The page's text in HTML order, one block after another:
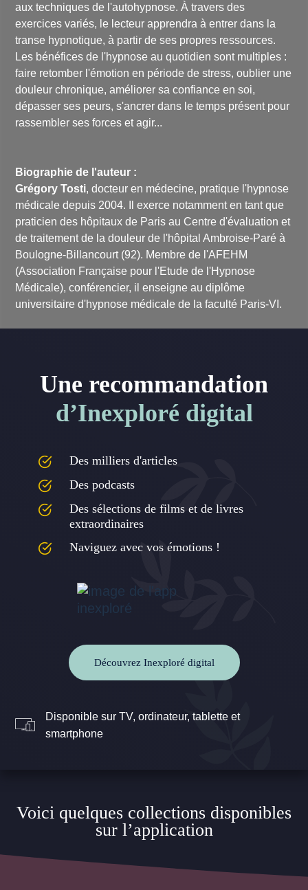
aux techniques de l'autohypnose. À travers des
exercices variés, le lecteur apprendra à entrer dans la
transe hypnotique, à partir de ses propres ressources.
Les bénéfices de l'hypnose au quotidien sont multiples :
faire retomber l'émotion en période de stress, oublier une
douleur chronique, améliorer sa confiance en soi,
dépasser ses peurs, s'ancrer dans le temps présent pour
rassembler ses forces et agir...
Biographie de l'auteur :
Grégory Tosti, docteur en médecine, pratique l'hypnose
médicale depuis 2004. Il exerce notamment en tant que
praticien des hôpitaux de Paris au Centre d'évaluation et
de traitement de la douleur de l'hôpital Ambroise-Paré à
Boulogne-Billancourt (92). Membre de l'AFEHM
(Association Française pour l'Etude de l'Hypnose
Médicale), conférencier, il enseigne au diplôme
universitaire d'hypnose médicale de la faculté Paris-VI.
Une recommandation
d’Inexploré digital
Des milliers d'articles
Des podcasts
Des sélections de films et de livres
extraordinaires
Naviguez avec vos émotions !
Découvrez Inexploré digital
Disponible sur TV, ordinateur, tablette et
smartphone
Voici quelques collections disponibles
sur l’application